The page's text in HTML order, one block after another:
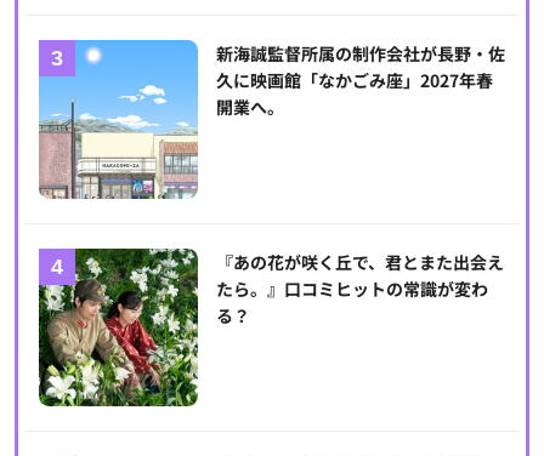
新海誠監督所属の制作会社が長野・佐
久に映画館「なかごみ座」2027年春
開業へ。
『あの花が咲く丘で、君とまた出会え
たら。』口コミヒットの常識が変わ
る？